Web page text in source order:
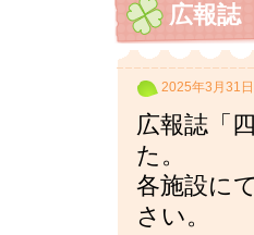
広報誌
2025年3月31日
広報誌「
た。
各施設に
さい。